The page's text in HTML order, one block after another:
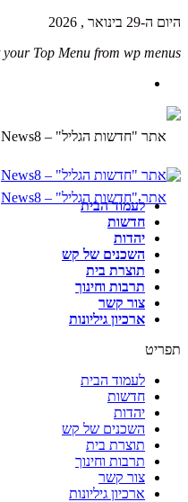
היום ה-29 בינואר , 2026
your Top Menu from wp menus
לעמוד הבית
חדשות
יהדות
השכנים של קש
תוצרת בית
תרבות וחינוך
צור קשר
ארכיון גיליונות
תפריט
לעמוד הבית
חדשות
יהדות
השכנים של קש
תוצרת בית
תרבות וחינוך
צור קשר
ארכיון גיליונות